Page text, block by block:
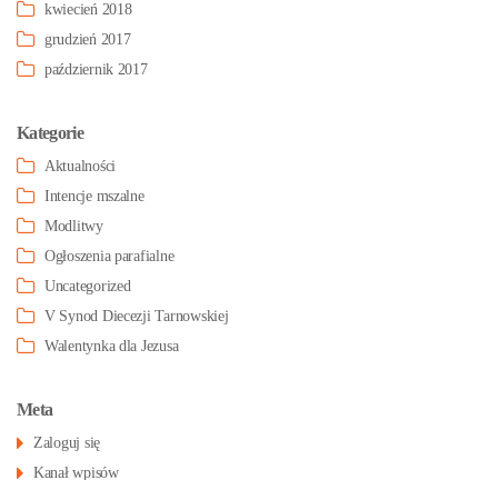
kwiecień 2018
grudzień 2017
październik 2017
Kategorie
Aktualności
Intencje mszalne
Modlitwy
Ogłoszenia parafialne
Uncategorized
V Synod Diecezji Tarnowskiej
Walentynka dla Jezusa
Meta
Zaloguj się
Kanał wpisów